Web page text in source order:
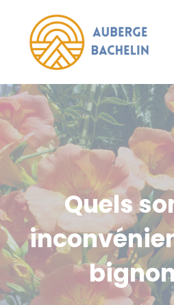
contenu
Quels